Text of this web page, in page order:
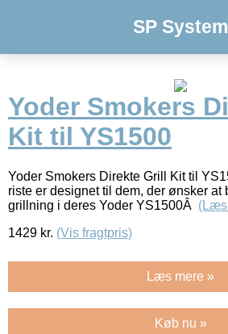
SP System
Yoder Smokers
Kit til YS1500
Yoder Smokers Direkte Grill Kit til
riste er designet til dem, der ønsker at
grillning i deres Yoder YS1500Â (Læs
1429 kr. (Vis fragtpris)
Læs mere »
Køb nu »